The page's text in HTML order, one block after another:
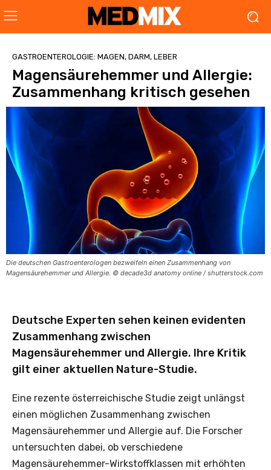
GASTROENTEROLOGIE: MAGEN, DARM, LEBER
Magensäurehemmer und Allergie:
Zusammenhang kritisch gesehen
Die deutschen Gastroenterologen bezweifeln einen Zusammenhang von
Magensäurehemmer und Allergie. © decade3d anatomy online / shutterstock.com
Deutsche Experten sehen keinen evidenten
Zusammenhang zwischen
Magensäurehemmer und Allergie. Ihre Kritik
gilt einer aktuellen Nature-Studie.
Eine rezente österreichische Studie zeigt unlängst
einen möglichen Zusammenhang zwischen
Magensäurehemmer und Allergie auf. Die Forscher
untersuchten dabei, ob verschiedene
Magensäurehemmer-Wirkstoffklassen mit erhöhten